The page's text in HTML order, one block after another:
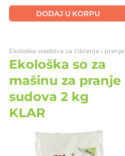
DODAJ U KORPU
Ekološka sredstva za čišćenje i pranje
Ekološka so za
mašinu za pranje
sudova 2 kg
KLAR